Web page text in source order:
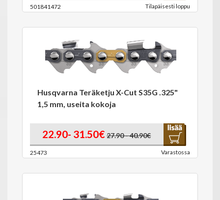
501841472 Tilapäisesti loppu
Husqvarna Teräketju X-Cut S35G .325"
1,5 mm, useita kokoja
22.90- 31.50€ 27.90 - 40.90€
25473 Varastossa